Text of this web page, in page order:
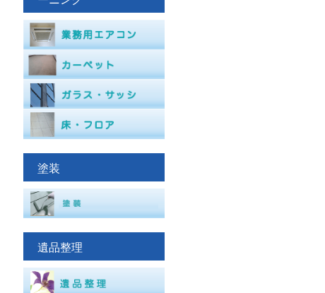
塗装
遺品整理